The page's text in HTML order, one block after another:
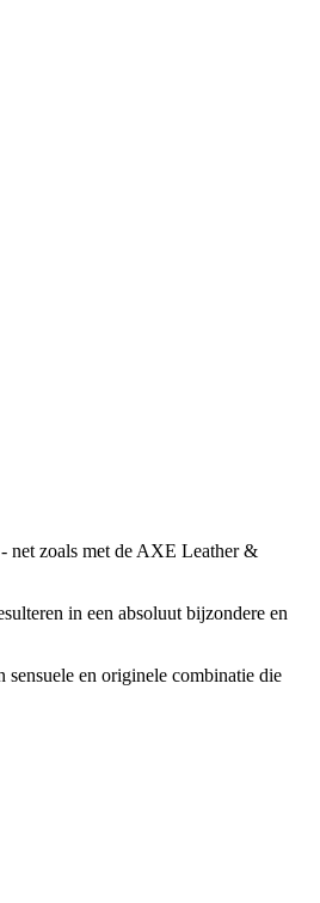
net zoals met de AXE Leather &
in een absoluut bijzondere en
en originele combinatie die